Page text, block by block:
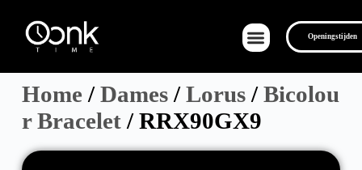
Openingstijden
Home /Dames/Lorus/Bicolou
r Bracelet/ RRX90GX9